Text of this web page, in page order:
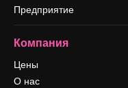
Предприятие
Компания
Цены
О нас